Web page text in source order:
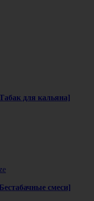
для кальяна]
смеси]